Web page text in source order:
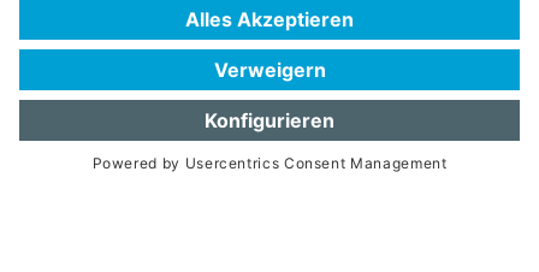
Nutzungsbedingungen
Häufig gestellte Fragen (FAQ)